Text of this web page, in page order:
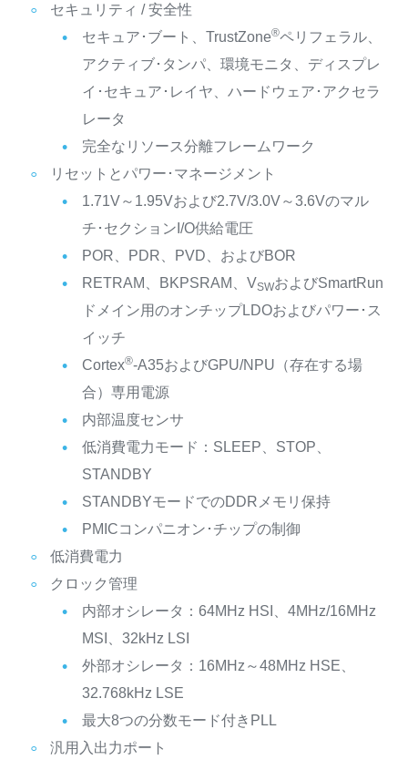
セキュリティ / 安全性
セキュア･ブート、TrustZone®ペリフェラル、
アクティブ･タンパ、環境モニタ、ディスプレ
イ･セキュア･レイヤ、ハードウェア･アクセラ
レータ
完全なリソース分離フレームワーク
リセットとパワー･マネージメント
1.71V～1.95Vおよび2.7V/3.0V～3.6Vのマル
チ･セクションI/O供給電圧
POR、PDR、PVD、およびBOR
RETRAM、BKPSRAM、VSWおよびSmartRun
ドメイン用のオンチップLDOおよびパワー･ス
イッチ
Cortex®-A35およびGPU/NPU（存在する場
合）専用電源
内部温度センサ
低消費電力モード：SLEEP、STOP、
STANDBY
STANDBYモードでのDDRメモリ保持
PMICコンパニオン･チップの制御
低消費電力
クロック管理
内部オシレータ：64MHz HSI、4MHz/16MHz
MSI、32kHz LSI
外部オシレータ：16MHz～48MHz HSE、
32.768kHz LSE
最大8つの分数モード付きPLL
汎用入出力ポート